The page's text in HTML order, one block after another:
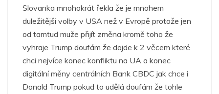
Slovanka mnohokrát řekla že je mnohem
duležitějši volby v USA než v Evropě protože jen
od tamtud muže přijít změna kromě toho že
vyhraje Trump doufám že dojde k 2 věcem které
chci nejvíce konec konfliktu na UA a konec
digitální měny centrálních Bank CBDC jak chce i
Donald Trump pokud to udělá doufám že tohle